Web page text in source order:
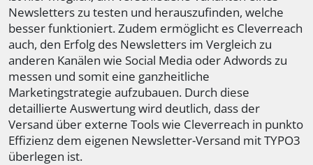
Newsletters zu testen und herauszufinden, welche
besser funktioniert. Zudem ermöglicht es Cleverreach
auch, den Erfolg des Newsletters im Vergleich zu
anderen Kanälen wie Social Media oder Adwords zu
messen und somit eine ganzheitliche
Marketingstrategie aufzubauen. Durch diese
detaillierte Auswertung wird deutlich, dass der
Versand über externe Tools wie Cleverreach in punkto
Effizienz dem eigenen Newsletter-Versand mit TYPO3
überlegen ist.